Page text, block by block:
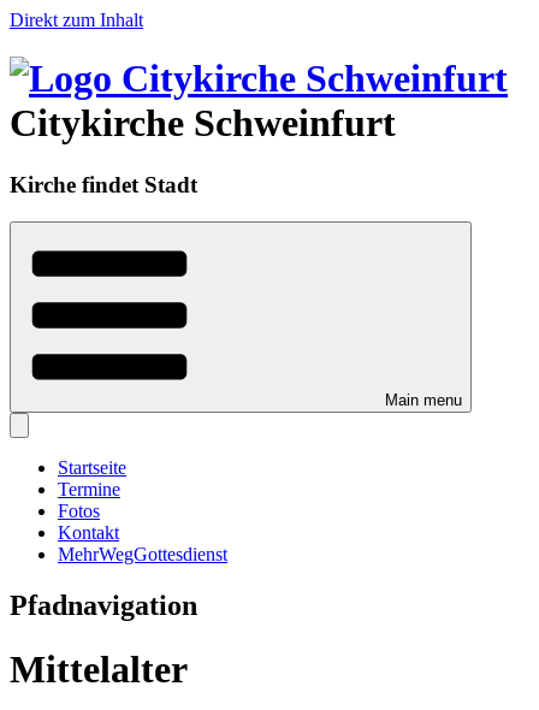
Direkt zum Inhalt
Citykirche Schweinfurt
Kirche findet Stadt
Main menu
Startseite
Termine
Fotos
Kontakt
MehrWegGottesdienst
Pfadnavigation
Mittelalter